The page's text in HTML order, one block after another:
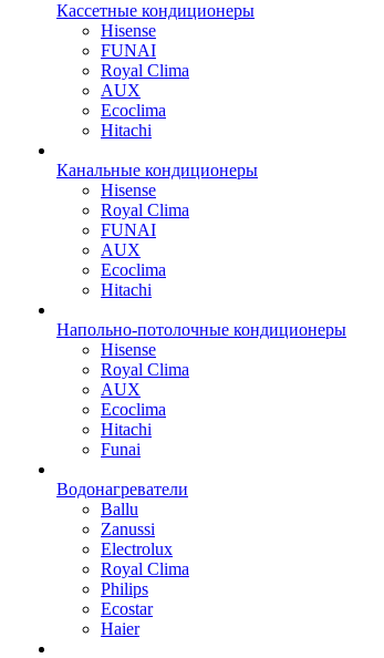
Кассетные кондиционеры
Hisense
FUNAI
Royal Clima
AUX
Ecoclima
Hitachi
Канальные кондиционеры
Hisense
Royal Clima
FUNAI
AUX
Ecoclima
Hitachi
Напольно-потолочные кондиционеры
Hisense
Royal Clima
AUX
Ecoclima
Hitachi
Funai
Водонагреватели
Ballu
Zanussi
Electrolux
Royal Clima
Philips
Ecostar
Haier